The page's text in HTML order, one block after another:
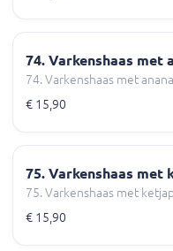
74. Varkenshaas met
74. Varkenshaas met
€ 15,90
75. Varkenshaas met
75. Varkenshaas met
€ 15,90